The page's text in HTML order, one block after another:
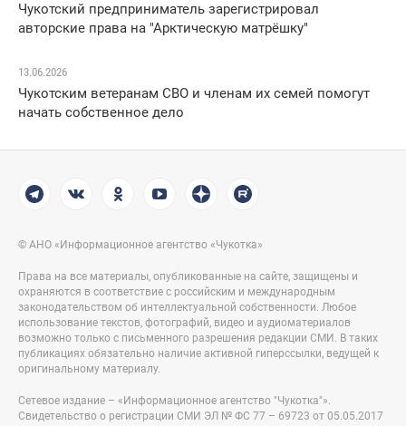
Чукотский предприниматель зарегистрировал
авторские права на "Арктическую матрёшку"
13.06.2026
Чукотским ветеранам СВО и членам их семей помогут
начать собственное дело
© АНО «Информационное агентство «Чукотка»
Права на все материалы, опубликованные на сайте, защищены и
охраняются в соответствие с российским и международным
законодательством об интеллектуальной собственности. Любое
использование текстов, фотографий, видео и аудиоматериалов
возможно только с письменного разрешения редакции СМИ. В таких
публикациях обязательно наличие активной гиперссылки, ведущей к
оригинальному материалу.
Сетевое издание – «Информационное агентство "Чукотка"».
Свидетельство о регистрации СМИ ЭЛ № ФС 77 – 69723 от 05.05.2017